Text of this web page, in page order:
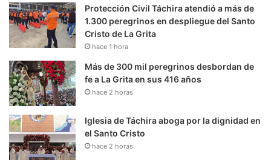
Protección Civil Táchira atendió a más de
1.300 peregrinos en despliegue del Santo
Cristo de La Grita
hace 1 hora
Más de 300 mil peregrinos desbordan de
fe a La Grita en sus 416 años
hace 2 horas
Iglesia de Táchira aboga por la dignidad en
el Santo Cristo
hace 2 horas